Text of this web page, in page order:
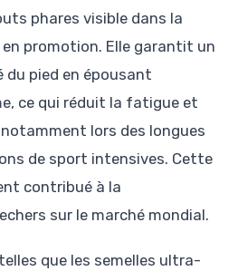
phares visible dans la
promotion. Elle garantit un
du pied en épousant
ce qui réduit la fatigue et
lors des longues
de sport intensives. Cette
contribué à la
sur le marché mondial.
que les semelles ultra-